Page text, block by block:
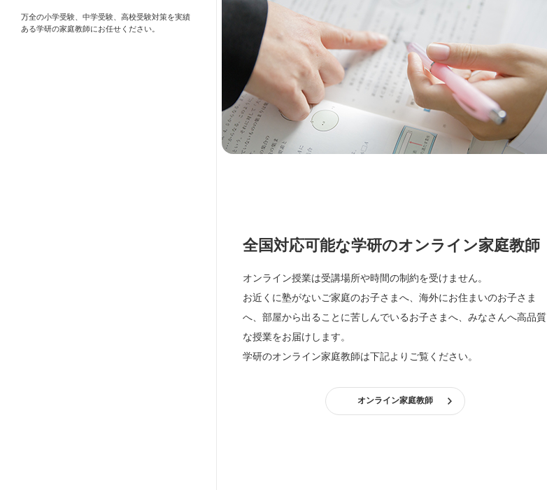
万全の小学受験、中学受験、高校受験対策を実績
ある学研の家庭教師にお任せください。
全国対応可能な学研のオンライン家庭教師
オンライン授業は受講場所や時間の制約を受けません。
お近くに塾がないご家庭のお子さまへ、海外にお住まいのお子さま
へ、部屋から出ることに苦しんでいるお子さまへ、みなさんへ高品質
な授業をお届けします。
学研のオンライン家庭教師は下記よりご覧ください。
オンライン家庭教師